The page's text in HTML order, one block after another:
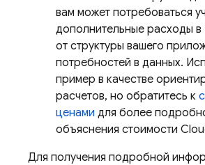
вам может потребоваться
дополнительные расходы в
от структуры вашего
потребностей в данных.
пример в качестве
расчетов, но обратитесь к
ценами для более
объяснения стоимости
Для получения подробной